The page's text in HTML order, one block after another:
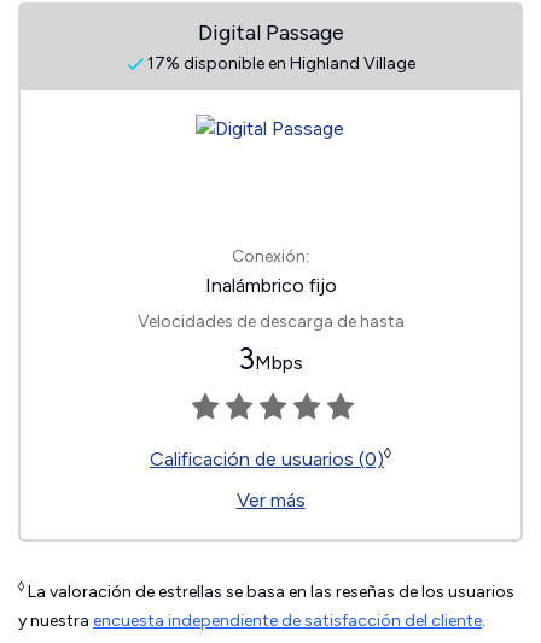
Digital Passage
17% disponible en Highland Village
Conexión:
Inalámbrico fijo
Velocidades de descarga de hasta
3Mbps
Calificación de usuarios (0)◊
Ver más
◊ La valoración de estrellas se basa en las reseñas de los usuarios
y nuestra encuesta independiente de satisfacción del cliente.